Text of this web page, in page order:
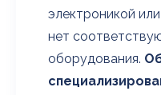
электроникой
нет
оборудования.